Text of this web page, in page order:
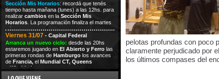
Sección Mis Horarios: recordá que tenés
tiempo hasta mañana (lunes) a las 12hs. para
realizar cambios en la Sección Mis
Horarios . La programación finaliza el martes
a las
Viernes 31/07 - Capital Federal
Arranca un nuevo ciclo: desde las 20hs
estaremos jugando en El Abierto y Ferro las
primeras rondas de Hamburgo los avances
de Francia, el Mundial CT, Queens
Wimbledon
pelotas profundas con poco
claramente perjudicado por
los últimos compases del